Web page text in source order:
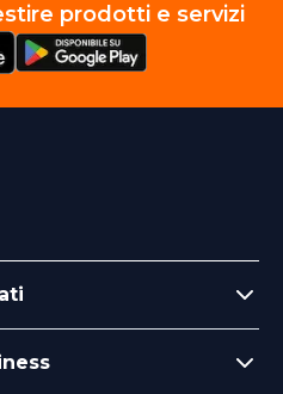
prodotti e servizi